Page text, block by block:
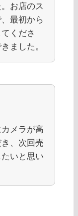
お店のス
最初から
くださ
ました。
メラが高
、次回売
いと思い